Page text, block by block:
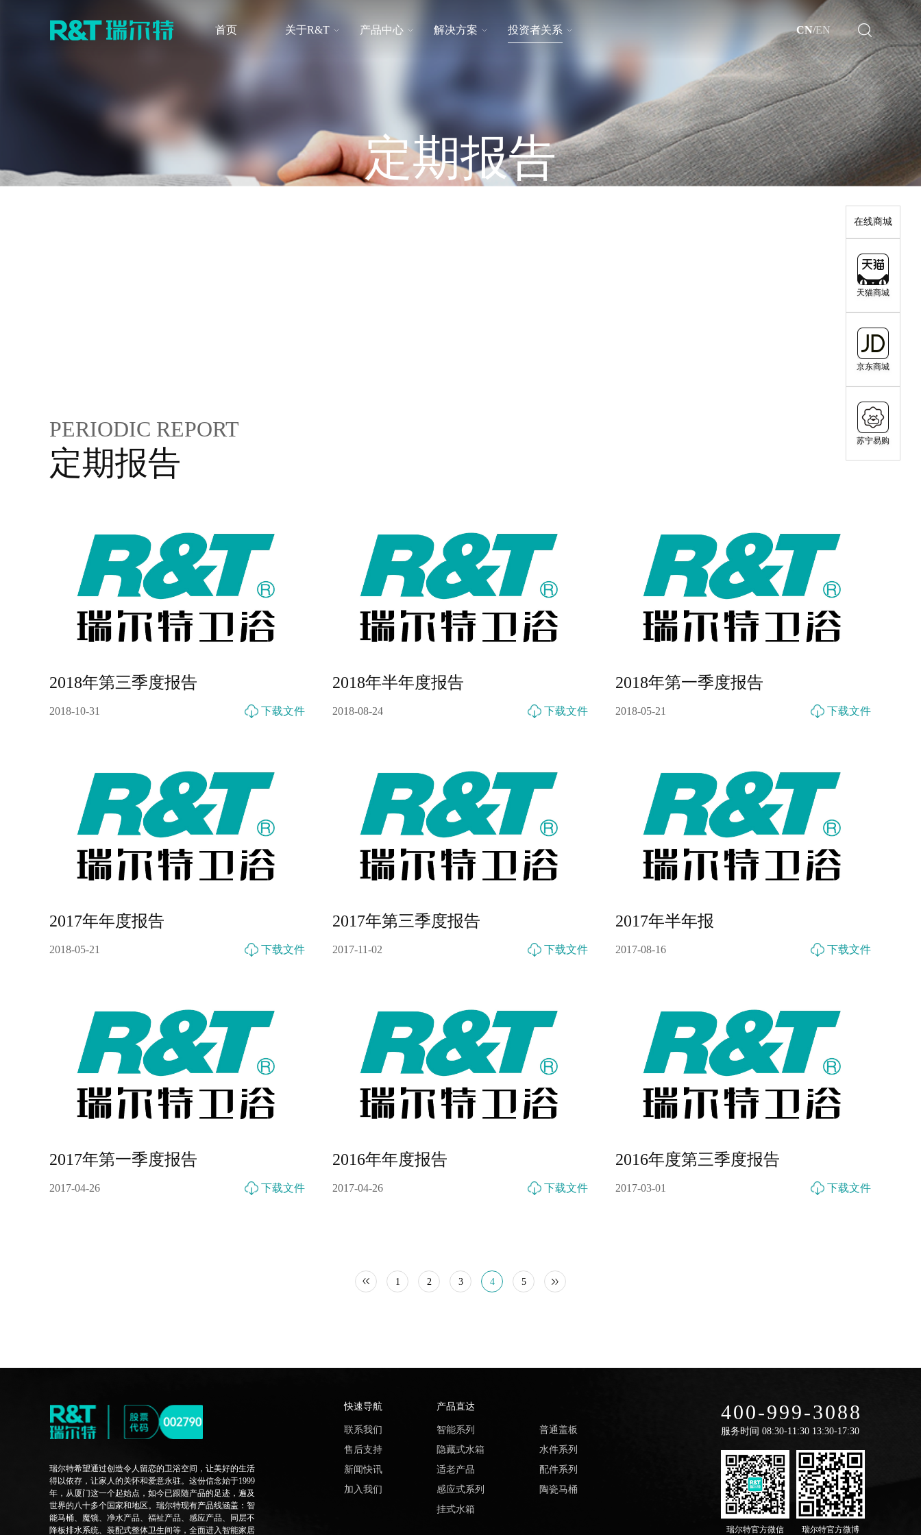
首页 关于R&T 产品中心
挂式水箱 普通盖板
解决方案 投资者关系 CN/EN
在线商城
天猫商城
京东商城
苏宁易购
定期报告
PERIODIC REPORT
定期报告
2018年第三季度报告
2018-10-31 下载文件
2018年半年度报告
2018-08-24 下载文件
2018年第一季度报告
2018-05-21 下载文件
2017年年度报告
2018-05-21 下载文件
2017年第三季度报告
2017-11-02 下载文件
2017年半年报
2017-08-16 下载文件
2017年第一季度报告
2017-04-26 下载文件
2016年年度报告
2017-04-26 下载文件
2016年度第三季度报告
2017-03-01 下载文件
1 2 3 4 5
瑞尔特希望通过创造令人留恋的卫浴空间，让美好的生活
得以依存，让家人的关怀和爱意永驻。这份信念始于1999
年，从厦门这一个起始点，如今已跟随产品的足迹，遍及
世界的八十多个国家和地区。瑞尔特现有产品线涵盖：智
能马桶、魔镜、净水产品、福祉产品、感应产品、同层不
降板排水系统、装配式整体卫生间等，全面进入智能家居
快速导航
联系我们
售后支持
新闻快讯
加入我们
产品直达
智能系列
隐藏式水箱
适老产品
感应式系列
挂式水箱
普通盖板
水件系列
配件系列
陶瓷马桶
400-999-3088
服务时间 08:30-11:30 13:30-17:30
瑞尔特官方微信 瑞尔特官方微博